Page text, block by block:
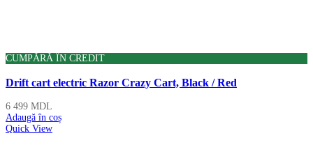
CUMPĂRĂ ÎN CREDIT
Drift cart electric Razor Crazy Cart, Black / Red
6 499 MDL
Adaugă în coș
Quick View